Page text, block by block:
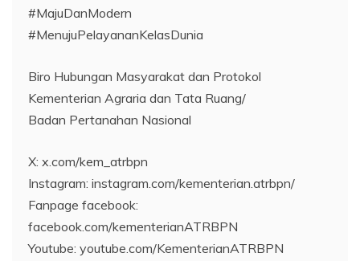
#MajuDanModern
#MenujuPelayananKelasDunia
Biro Hubungan Masyarakat dan Protokol
Kementerian Agraria dan Tata Ruang/
Badan Pertanahan Nasional
X: x.com/kem_atrbpn
Instagram: instagram.com/kementerian.atrbpn/
Fanpage facebook:
facebook.com/kementerianATRBPN
Youtube: youtube.com/KementerianATRBPN